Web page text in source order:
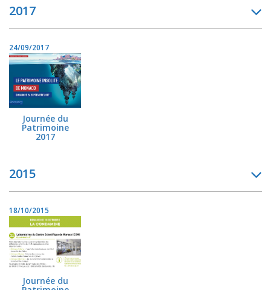
2017
24/09/2017
Journée du
Patrimoine
2017
2015
18/10/2015
Journée du